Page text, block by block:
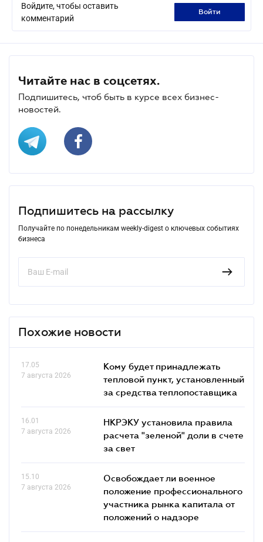
Войдите, чтобы оставить
комментарий
войти
Читайте нас в соцсетях.
Подпишитесь, чтоб быть в курсе всех бизнес-
новостей.
Подпишитесь на рассылку
Получайте по понедельникам weekly-digest о ключевых событиях
бизнеса
Похожие новости
17.05
7 августа 2026
Кому будет принадлежать
тепловой пункт, установленный
за средства теплопоставщика
16.01
7 августа 2026
НКРЭКУ установила правила
расчета "зеленой" доли в счете
за свет
15.10
7 августа 2026
Освобождает ли военное
положение профессионального
участника рынка капитала от
положений о надзоре